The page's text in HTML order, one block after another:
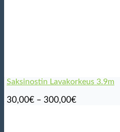
Saksinostin Lavakorkeus 3.9m
30,00€ – 300,00€Hintaluokka: